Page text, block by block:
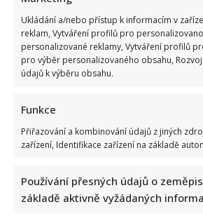
Ukládání a/nebo přístup k informacím v
reklam, Vytváření profilů pro
personalizované reklamy, Vytváření profilů
pro výběr personalizovaného obsahu,
údajů k výběru obsahu.
Funkce
Přiřazování a kombinování údajů z jiných
zařízení, Identifikace zařízení na základě
Používání přesných údajů o
základě aktivně vyžádaných
Markéta Děrgelová o rozchodu s
nerada: Po bolestivém konci však
9. 8. 2026